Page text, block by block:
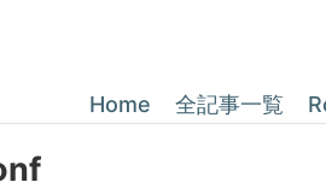
Home 全記事一覧